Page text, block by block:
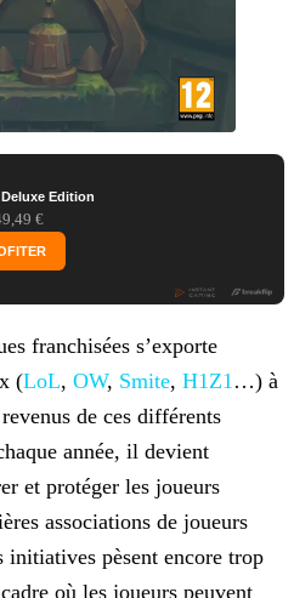
Deluxe Edition
€
franchisées s’exporte
(LoL, OW, Smite, H1Z1…) à
de ces différents
année, il devient
et protéger les joueurs
associations de joueurs
initiatives pèsent encore trop
où les joueurs peuvent